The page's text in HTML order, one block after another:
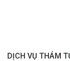
DỊCH VỤ THÁM